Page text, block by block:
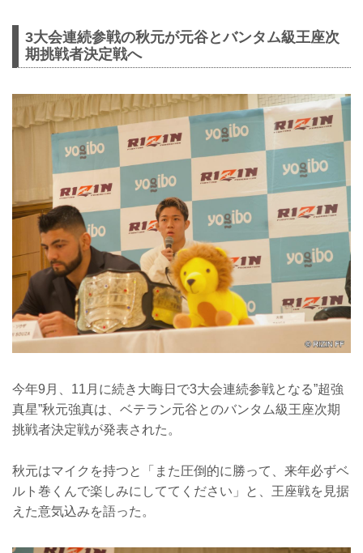
3大会連続参戦の秋元が元谷とバンタム級王座次
期挑戦者決定戦へ
今年9月、11月に続き大晦日で3大会連続参戦となる”超強
真星”秋元強真は、ベテラン元谷とのバンタム級王座次期
挑戦者決定戦が発表された。
秋元はマイクを持つと「また圧倒的に勝って、来年必ずベ
ルト巻くんで楽しみにしててください」と、王座戦を見据
えた意気込みを語った。